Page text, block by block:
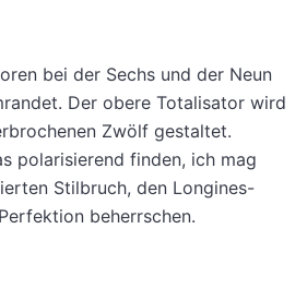
bei der Sechs und der Neun
Der obere Totalisator wird
Zwölf gestaltet.
polarisierend finden, ich mag
Stilbruch, den Longines-
beherrschen.